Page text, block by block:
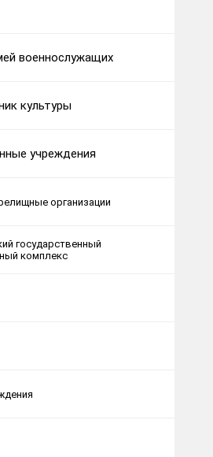
военнослужащих
культуры
учреждения
организации
государственный
комплекс